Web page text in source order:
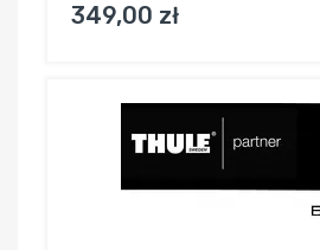
349,00 zł